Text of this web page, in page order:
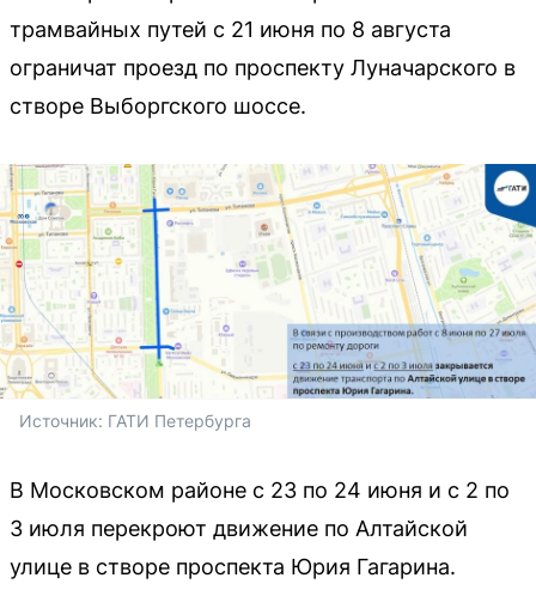
трамвайных путей с 21 июня по 8 августа
ограничат проезд по проспекту Луначарского в
створе Выборгского шоссе.
Источник: ГАТИ Петербурга
В Московском районе с 23 по 24 июня и с 2 по
3 июля перекроют движение по Алтайской
улице в створе проспекта Юрия Гагарина.